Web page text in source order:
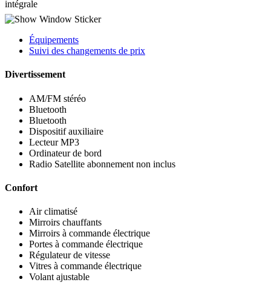
intégrale
Équipements
Suivi des changements de prix
Divertissement
AM/FM stéréo
Bluetooth
Bluetooth
Dispositif auxiliaire
Lecteur MP3
Ordinateur de bord
Radio Satellite abonnement non inclus
Confort
Air climatisé
Mirroirs chauffants
Mirroirs à commande électrique
Portes à commande électrique
Régulateur de vitesse
Vitres à commande électrique
Volant ajustable